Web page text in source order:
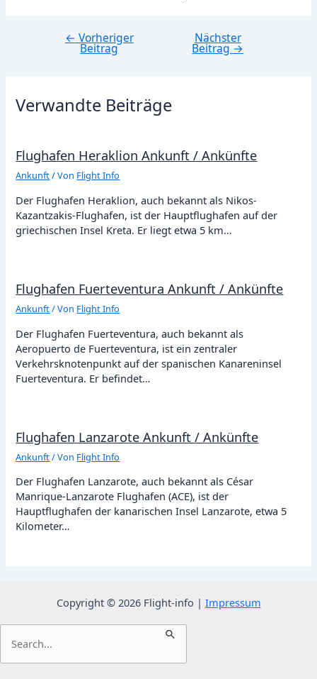
Beitragsnavigation
← Vorheriger
Beitrag
Nächster
Beitrag→
Verwandte Beiträge
Flughafen Heraklion Ankunft / Ankünfte
Ankunft/ Von Flight Info
Der Flughafen Heraklion, auch bekannt als Nikos-
Kazantzakis-Flughafen, ist der Hauptflughafen auf der
griechischen Insel Kreta. Er liegt etwa 5 km…
Flughafen Fuerteventura Ankunft / Ankünfte
Ankunft/ Von Flight Info
Der Flughafen Fuerteventura, auch bekannt als
Aeropuerto de Fuerteventura, ist ein zentraler
Verkehrsknotenpunkt auf der spanischen Kanareninsel
Fuerteventura. Er befindet…
Flughafen Lanzarote Ankunft / Ankünfte
Ankunft/ Von Flight Info
Der Flughafen Lanzarote, auch bekannt als César
Manrique-Lanzarote Flughafen (ACE), ist der
Hauptflughafen der kanarischen Insel Lanzarote, etwa 5
Kilometer…
Copyright © 2026 Flight-info | Impressum
nach: